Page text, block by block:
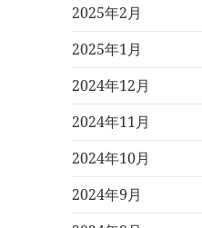
2025年2月
2025年1月
2024年12月
2024年11月
2024年10月
2024年9月